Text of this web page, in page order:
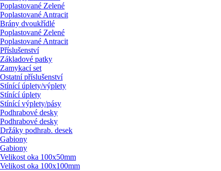
Poplastované Zelené
Poplastované Antracit
Brány dvoukřídlé
Poplastované Zelené
Poplastované Antracit
Příslušenství
Základové patky
Zamykací set
Ostatní příslušenství
Stínící úplety/výplety
Stínící úplety
Stínící výplety/pásy
Podhrabové desky
Podhrabové desky
Držáky podhrab. desek
Gabiony
Gabiony
Velikost oka 100x50mm
Velikost oka 100x100mm